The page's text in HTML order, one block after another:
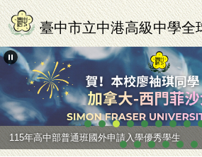
跳
到
主
要
區
臺中市立中港高級中學全
115年高中部普通班國外申請入學優秀學生